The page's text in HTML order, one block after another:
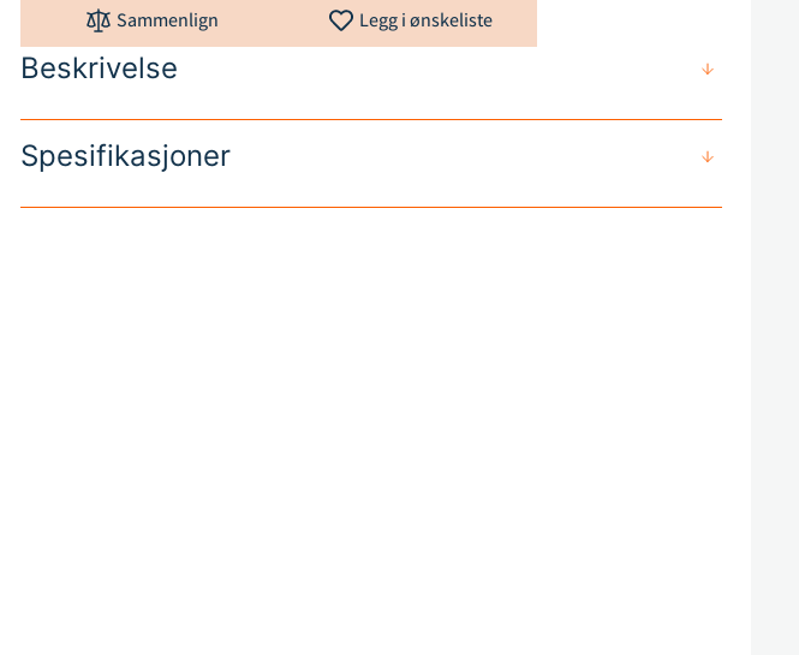
Sammenlign Legg i ønskeliste
Beskrivelse
Spesifikasjoner